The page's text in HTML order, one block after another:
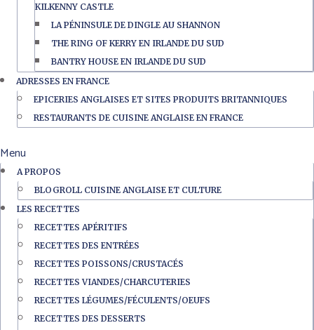
KILKENNY CASTLE
LA PÉNINSULE DE DINGLE AU SHANNON
THE RING OF KERRY EN IRLANDE DU SUD
BANTRY HOUSE EN IRLANDE DU SUD
ADRESSES EN FRANCE
EPICERIES ANGLAISES ET SITES PRODUITS BRITANNIQUES
RESTAURANTS DE CUISINE ANGLAISE EN FRANCE
Menu
A PROPOS
BLOGROLL CUISINE ANGLAISE ET CULTURE
LES RECETTES
RECETTES APÉRITIFS
RECETTES DES ENTRÉES
RECETTES POISSONS/CRUSTACÉS
RECETTES VIANDES/CHARCUTERIES
RECETTES LÉGUMES/FÉCULENTS/OEUFS
RECETTES DES DESSERTS